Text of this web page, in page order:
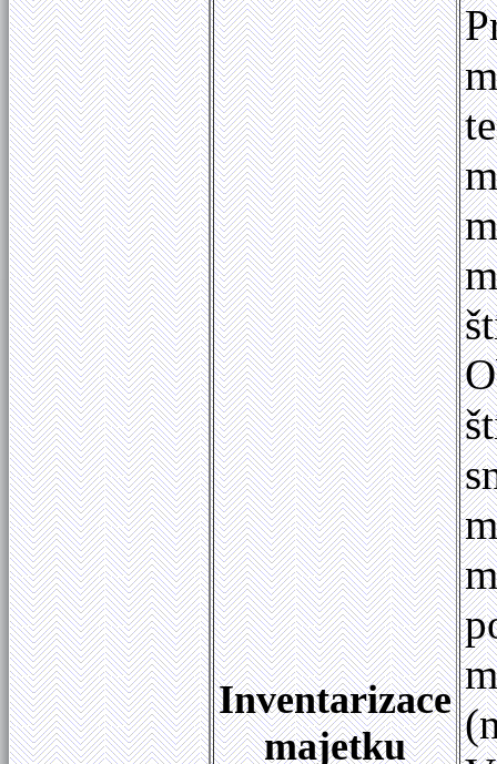
Inventarizace
majetku